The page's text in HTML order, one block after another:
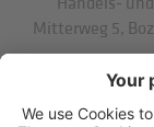
Mitterweg 5,